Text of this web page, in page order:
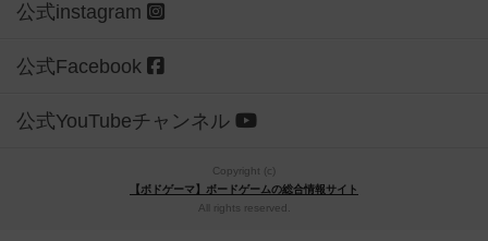
公式instagram
公式Facebook
公式YouTubeチャンネル
Copyright (c)
【ボドゲーマ】ボードゲームの総合情報サイト
All rights reserved.